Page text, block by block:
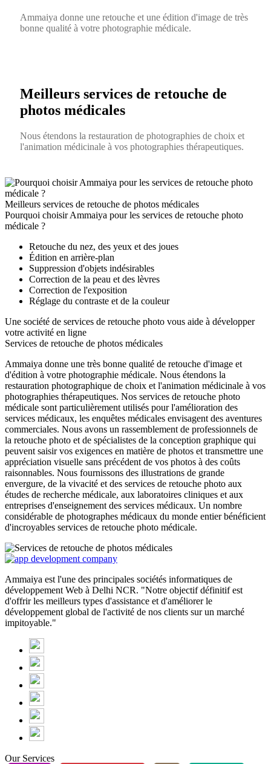
Ammaiya donne une retouche et une édition d'image de très
bonne qualité à votre photographie médicale.
Meilleurs services de retouche de
photos médicales
Nous étendons la restauration de photographies de choix et
l'animation médicinale à vos photographies thérapeutiques.
Meilleurs services de retouche de photos médicales
Pourquoi choisir Ammaiya pour les services de retouche photo
médicale ?
Retouche du nez, des yeux et des joues
Édition en arrière-plan
Suppression d'objets indésirables
Correction de la peau et des lèvres
Correction de l'exposition
Réglage du contraste et de la couleur
Une société de services de retouche photo vous aide à développer
votre activité en ligne
Services de retouche de photos médicales
Ammaiya donne une très bonne qualité de retouche d'image et
d'édition à votre photographie médicale. Nous étendons la
restauration photographique de choix et l'animation médicinale à vos
photographies thérapeutiques. Nos services de retouche photo
médicale sont particulièrement utilisés pour l'amélioration des
services médicaux, les enquêtes médicales envisagent des aventures
commerciales. Nous avons un rassemblement de professionnels de
la retouche photo et de spécialistes de la conception graphique qui
peuvent saisir vos exigences en matière de photos et transmettre une
appréciation visuelle sans précédent de vos photos à des coûts
raisonnables. Nous fournissons des illustrations de grande
envergure, de la vivacité et des services de retouche photo aux
études de recherche médicale, aux laboratoires cliniques et aux
entreprises d'enseignement des services médicaux. Un nombre
considérable de photographes médicaux du monde entier bénéficient
d'incroyables services de retouche photo médicale.
Ammaiya est l'une des principales sociétés informatiques de
développement Web à Delhi NCR. "Notre objectif définitif est
d'offrir les meilleurs types d'assistance et d'améliorer le
développement global de l'activité de nos clients sur un marché
impitoyable."
Our Services